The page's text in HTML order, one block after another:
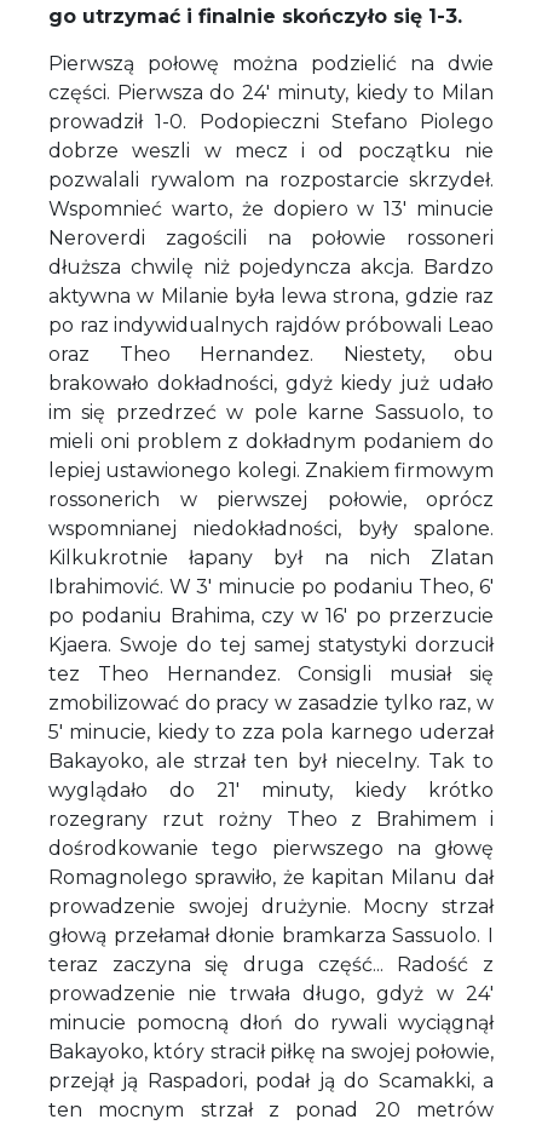
go utrzymać i finalnie skończyło się 1-3.
Pierwszą połowę można podzielić na dwie
części. Pierwsza do 24' minuty, kiedy to Milan
prowadził 1-0. Podopieczni Stefano Piolego
dobrze weszli w mecz i od początku nie
pozwalali rywalom na rozpostarcie skrzydeł.
Wspomnieć warto, że dopiero w 13' minucie
Neroverdi zagościli na połowie rossoneri
dłuższa chwilę niż pojedyncza akcja. Bardzo
aktywna w Milanie była lewa strona, gdzie raz
po raz indywidualnych rajdów próbowali Leao
oraz Theo Hernandez. Niestety, obu
brakowało dokładności, gdyż kiedy już udało
im się przedrzeć w pole karne Sassuolo, to
mieli oni problem z dokładnym podaniem do
lepiej ustawionego kolegi. Znakiem firmowym
rossonerich w pierwszej połowie, oprócz
wspomnianej niedokładności, były spalone.
Kilkukrotnie łapany był na nich Zlatan
Ibrahimović. W 3' minucie po podaniu Theo, 6'
po podaniu Brahima, czy w 16' po przerzucie
Kjaera. Swoje do tej samej statystyki dorzucił
tez Theo Hernandez. Consigli musiał się
zmobilizować do pracy w zasadzie tylko raz, w
5' minucie, kiedy to zza pola karnego uderzał
Bakayoko, ale strzał ten był niecelny. Tak to
wyglądało do 21' minuty, kiedy krótko
rozegrany rzut rożny Theo z Brahimem i
dośrodkowanie tego pierwszego na głowę
Romagnolego sprawiło, że kapitan Milanu dał
prowadzenie swojej drużynie. Mocny strzał
głową przełamał dłonie bramkarza Sassuolo. I
teraz zaczyna się druga część... Radość z
prowadzenie nie trwała długo, gdyż w 24'
minucie pomocną dłoń do rywali wyciągnął
Bakayoko, który stracił piłkę na swojej połowie,
przejął ją Raspadori, podał ją do Scamakki, a
ten mocnym strzał z ponad 20 metrów